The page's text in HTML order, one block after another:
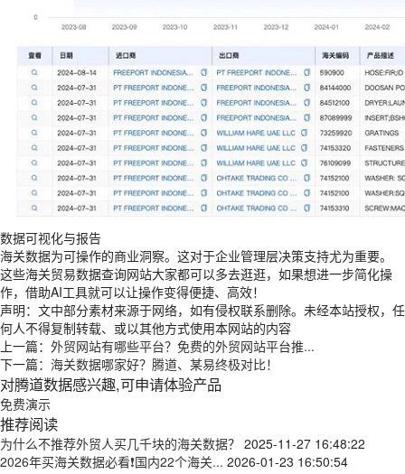
数据可视化与报告
海关数据为可操作的商业洞察。这对于企业管理层决策支持尤为重要。
这些海关贸易数据查询网站大家都可以多去逛逛，如果想进一步简化操
作，借助AI工具就可以让操作变得便捷、高效！
声明：文中部分素材来源于网络，如有侵权联系删除。未经本站授权，任
何人不得复制转载、或以其他方式使用本网站的内容
上一篇： 外贸网站有哪些平台？免费的外贸网站平台推...
下一篇： 海关数据哪家好？腾道、某易终极对比！
对腾道数据感兴趣,可申请体验产品
免费演示
推荐阅读
为什么不推荐外贸人买几千块的海关数据？ 2025-11-27 16:48:22
2026年买海关数据必看❗国内22个海关... 2026-01-23 16:50:54